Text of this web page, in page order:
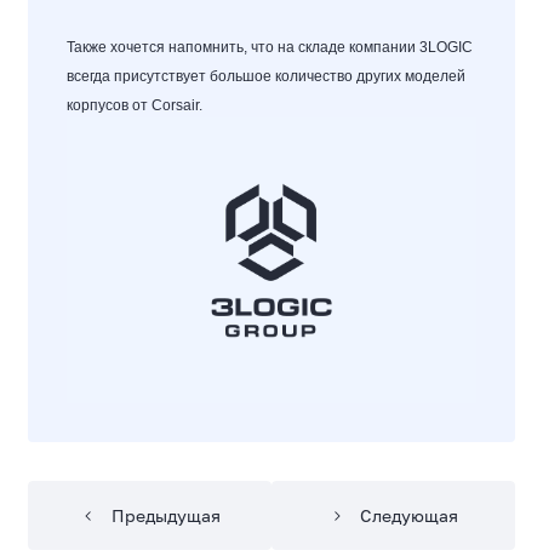
Также хочется напомнить, что на складе компании 3LOGIC
всегдаприсутствует большое количество других моделей
корпусов от Corsair.
Предыдущая Следующая